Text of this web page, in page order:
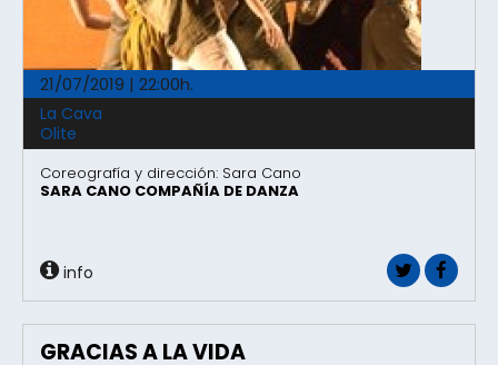
21/07/2019 | 22:00h.
La Cava
Olite
Coreografía y dirección: Sara Cano
SARA CANO COMPAÑÍA DE DANZA
info
GRACIAS A LA VIDA